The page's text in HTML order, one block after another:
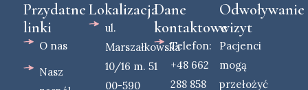
Przydatne
linki
O nas
Nasz
Dane
kontaktowe
Telefon:
+48 662
288 858
Lokalizacja
ul.
Marszałkowska
10/16 m. 51
00-590
Odwoływanie
wizyt
Pacjenci
mogą
przełożyć